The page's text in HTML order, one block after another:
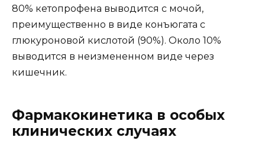
80% кетопрофена выводится с мочой,
преимущественно в виде конъюгата с
глюкуроновой кислотой (90%). Около 10%
выводится в неизмененном виде через
кишечник.
Фармакокинетика в особых
клинических случаях